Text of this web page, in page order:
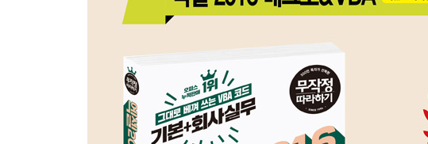
★〈핵심기능〉 04 다양한 조건 지정해 고급 필터링하기 74
〈핵심기능〉 05 효율적인 데이터의 선택 방법 익히기 78
리뷰! 실무 예제 82
핵심! 실무 노트 83
Section 03 VB 편집기 창과 VBA 용어 익히기
〈핵심기능〉 01 VB 편집기 창의 표시 방법과 구성 요소 살펴보